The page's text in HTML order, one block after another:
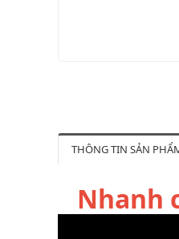
THÔNG TIN SẢN
Nhanh